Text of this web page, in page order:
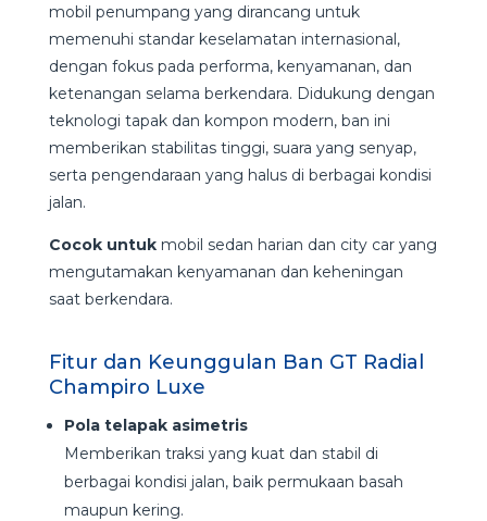
mobil penumpang yang dirancang untuk
memenuhi standar keselamatan internasional,
dengan fokus pada performa, kenyamanan, dan
ketenangan selama berkendara. Didukung dengan
teknologi tapak dan kompon modern, ban ini
memberikan stabilitas tinggi, suara yang senyap,
serta pengendaraan yang halus di berbagai kondisi
jalan.
Cocok untuk mobil sedan harian dan city car yang
mengutamakan kenyamanan dan keheningan
saat berkendara.
Fitur dan Keunggulan Ban GT Radial
Champiro Luxe
Pola telapak asimetris
Memberikan traksi yang kuat dan stabil di
berbagai kondisi jalan, baik permukaan basah
maupun kering.